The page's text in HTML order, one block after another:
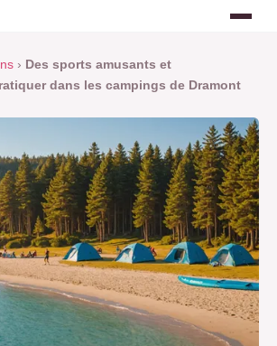
› Des sports amusants et
dans les campings de Dramont